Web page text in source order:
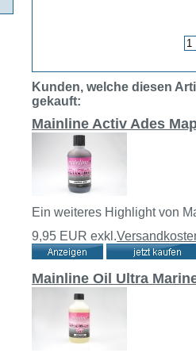
Kunden, welche diesen
gekauft:
Mainline Activ Ades
Ein weiteres Highlight von
9,95 EUR exkl.
Mainline Oil Ultra